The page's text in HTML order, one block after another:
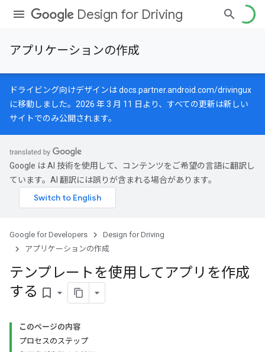
Design for Driving
アプリケーションの作成
ドライビング向けデザインはdocs.partner.android.com/drivingux
に移動しました。2026 年 3 月 11 日より、すべての更新は新しい
サイトでのみ公開されます。
Google は AI 技術を使用して、コンテンツをご希望の言語に翻訳し
ています。AI 翻訳には誤りが含まれる場合があります。
Google for Developers
Design for Driving
アプリケーションの作成
テンプレートを使用してアプリを作成
する bookmark_border
このページの内容
プロセスのステップ